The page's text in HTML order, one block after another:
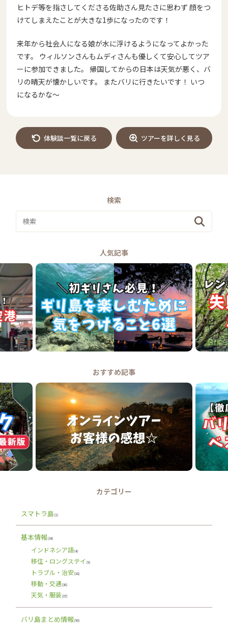
ヒトデ等を指さしてくださる佐助さん見たさに思わず 顔をつ
けてしまえたことが大きな1歩になったのです！
来年から社会人になる娘が水に浮けるようになってよかった
です。 ウィルソンさんもムディさんも優しくて安心してツア
ーに参加できました。 帰国してからの日本は天気が悪く、バ
リの晴天が懐かしいです。 またバリに行きたいです！ いつ
になるかな～
体験談一覧に戻る ツアーを詳しく見る
検索
人気記事
おすすめ記事
カテゴリー
スマトラ島(1)
基本情報(34)
インドネシア語(4)
移住・ロングステイ (9)
トラブル・治安(18)
移動・交通 (30)
天気・服装 (15)
バリ島まとめ情報(99)